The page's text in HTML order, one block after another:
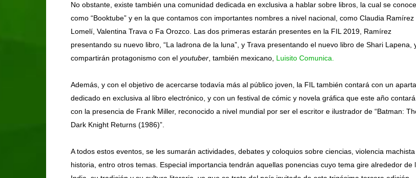
No obstante, existe también una comunidad dedicada en exclusiva a hablar sobre libros, la cual se conoce
como “Booktube” y en la que contamos con importantes nombres a nivel nacional, como Claudia Ramírez
Lomelí, Valentina Trava o Fa Orozco. Las dos primeras estarán presentes en la FIL 2019, Ramírez
presentando su nuevo libro, “La ladrona de la luna”, y Trava presentando el nuevo libro de Shari Lapena,
compartirán protagonismo con el youtuber , también mexicano, Luisito Comunica.
Además, y con el objetivo de acercarse todavía más al público joven, la FIL también contará con un
dedicado en exclusiva al libro electrónico, y con un festival de cómic y novela gráfica que este año contará
con la presencia de Frank Miller, reconocido a nivel mundial por ser el escritor e ilustrador de “Batman:
Dark Knight Returns (1986)”.
A todos estos eventos, se les sumarán actividades, debates y coloquios sobre ciencias, violencia
historia, entro otros temas. Especial importancia tendrán aquellas ponencias cuyo tema gire alrededor de